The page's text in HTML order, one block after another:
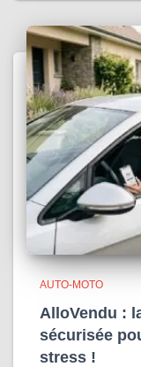
AUTO-MOTO
AlloVendu :
sécurisée
stress !